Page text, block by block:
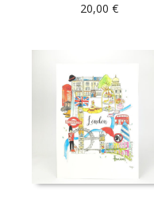
20,00 €